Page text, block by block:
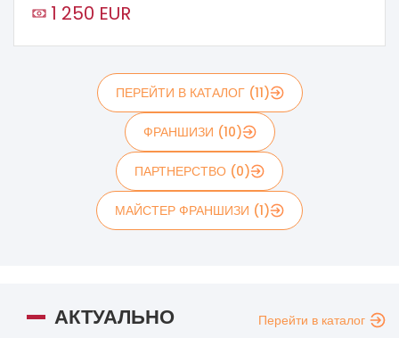
1 250 EUR
ПЕРЕЙТИ В КАТАЛОГ (11)
ФРАНШИЗИ (10)
ПАРТНЕРСТВО (0)
МАЙСТЕР ФРАНШИЗИ (1)
АКТУАЛЬНО Перейти в каталог